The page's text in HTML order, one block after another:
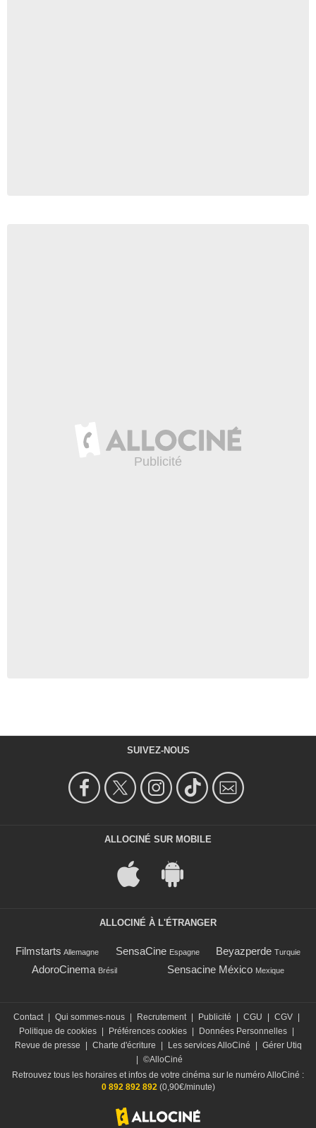
SUIVEZ-NOUS
ALLOCINÉ SUR MOBILE
ALLOCINÉ À L'ÉTRANGER
Filmstarts Allemagne SensaCine Espagne Beyazperde Turquie
AdoroCinema Brésil Sensacine México Mexique
Contact Qui sommes-nous Recrutement Publicité CGU CGV
Politique de cookies
Préférences cookies Données Personnelles
Revue de presse
Charte d'écriture Les services AlloCiné
Gérer Utiq
©AlloCiné
Retrouvez tous les horaires et infos de votre cinéma sur le numéro AlloCiné :
0 892 892 892(0,90€/minute)